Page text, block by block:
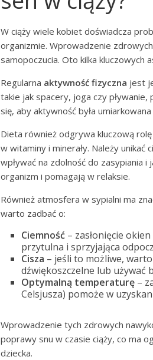
W ciąży wiele kobiet doświadcza
organizmie. Wprowadzenie
samopoczucia. Oto kilka kluczowych
Regularna aktywność fizyczna jest
takie jak spacery, joga czy
się, aby aktywność była
Dieta również odgrywa kluczową
w witaminy i minerały. Należy
wpływać na zdolność do zasypiania i
organizm i pomagają w relaksie.
Również atmosfera w sypialni ma
warto zadbać o:
Ciemność – zasłonięcie
przytulna i sprzyjająca
Cisza – jeśli to możliwe,
dźwiękoszczelne lub używać
Optymalną temperaturę –
Celsjusza) pomoże w
Wprowadzenie tych zdrowych
poprawy snu w czasie ciąży, co ma
dziecka.